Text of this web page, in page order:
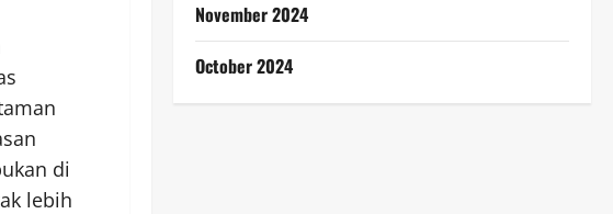
di
lebih
November 2024
October 2024